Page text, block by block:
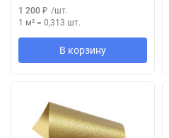
1 200 ₽ /шт.
1 м² = 0,313 шт.
В корзину